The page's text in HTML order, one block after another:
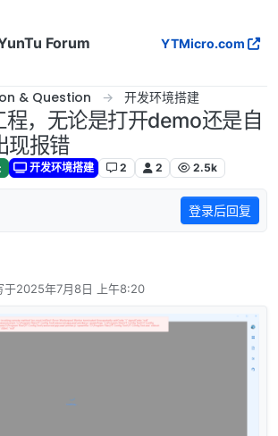
Forum
YTMicro.com
& Question 开发环境搭建
，无论是打开demo还是自
现报错
开发环境搭建 2 2 2.5k
登录后回复
于2025年7月8日 上午8:20
后由 编辑